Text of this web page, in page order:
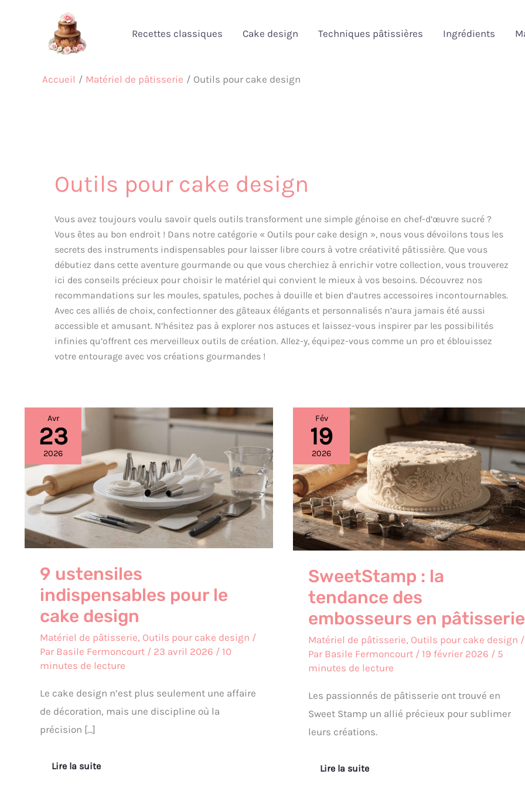
Recettes classiques Cake design Techniques pâtissières Ingrédients
Accueil Matériel de pâtisserie Outils pour cake design
Outils pour cake design
Vous avez toujours voulu savoir quels outils transforment une simple génoise en chef-d’œuvre sucré ?
Vous êtes au bon endroit ! Dans notre catégorie « Outils pour cake design », nous vous dévoilons tous les
secrets des instruments indispensables pour laisser libre cours à votre créativité pâtissière. Que vous
débutiez dans cette aventure gourmande ou que vous cherchiez à enrichir votre collection, vous trouverez
ici des conseils précieux pour choisir le matériel qui convient le mieux à vos besoins. Découvrez nos
recommandations sur les moules, spatules, poches à douille et bien d’autres accessoires incontournables.
Avec ces alliés de choix, confectionner des gâteaux élégants et personnalisés n’aura jamais été aussi
accessible et amusant. N’hésitez pas à explorer nos astuces et laissez-vous inspirer par les possibilités
infinies qu’offrent ces merveilleux outils de création. Allez-y, équipez-vous comme un pro et éblouissez
votre entourage avec vos créations gourmandes !
Avr
23
2026
9 ustensiles
indispensables pour le
cake design
Matériel de pâtisserie, Outils pour cake design /
Par Basile Fermoncourt / 23 avril 2026 / 10
minutes de lecture
Le cake design n’est plus seulement une affaire
de décoration, mais une discipline où la
précision […]
9
ustensiles
indispensables
pour
le
cake
design
Lire la suite
Fév
19
2026
SweetStamp : la
tendance des
embosseurs en pâtisserie
Matériel de pâtisserie, Outils pour cake design /
Par Basile Fermoncourt / 19 février 2026 / 5
minutes de lecture
Les passionnés de pâtisserie ont trouvé en
Sweet Stamp un allié précieux pour sublimer
leurs créations.
SweetStamp
:
la
tendance
des
embosseurs
en
pâtisserie
Lire la suite